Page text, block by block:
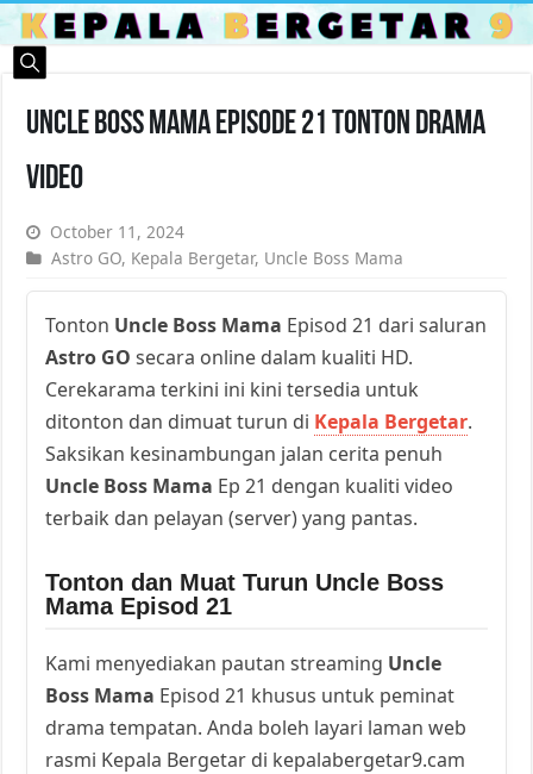
Uncle Boss Mama Episode 21 Tonton Drama
Video
October 11, 2024
Astro GO, Kepala Bergetar, Uncle Boss Mama
Tonton Uncle Boss Mama Episod 21 dari saluran
Astro GO secara online dalam kualiti HD.
Cerekarama terkini ini kini tersedia untuk
ditonton dan dimuat turun di Kepala Bergetar.
Saksikan kesinambungan jalan cerita penuh
Uncle Boss Mama Ep 21 dengan kualiti video
terbaik dan pelayan (server) yang pantas.
Tonton dan Muat Turun Uncle Boss
Mama Episod 21
Kami menyediakan pautan streaming Uncle
Boss Mama Episod 21 khusus untuk peminat
drama tempatan. Anda boleh layari laman web
rasmi Kepala Bergetar di kepalabergetar9.cam